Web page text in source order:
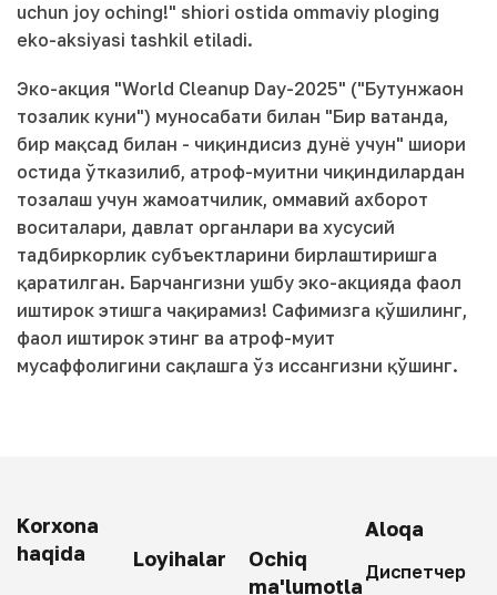
uchun joy oching!" shiori ostida ommaviy ploging
eko-aksiyasi tashkil etiladi.
Эко-акция "World Cleanup Day-2025" ("Бутунжаҳон
тозалик куни") муносабати билан "Бир ватанда,
бир мақсад билан - чиқиндисиз дунё учун" шиори
остида ўтказилиб, атроф-муҳитни чиқиндилардан
тозалаш учун жамоатчилик, оммавий ахборот
воситалари, давлат органлари ва хусусий
тадбиркорлик субъектларини бирлаштиришга
қаратилган. Барчангизни ушбу эко-акцияда фаол
иштирок этишга чақирамиз! Сафимизга қўшилинг,
фаол иштирок этинг ва атроф-муҳит
мусаффолигини сақлашга ўз ҳиссангизни қўшинг.
Korxona
haqida
Loyihalar
Ochiq
ma'lumotla
Aloqa
Диспетчер